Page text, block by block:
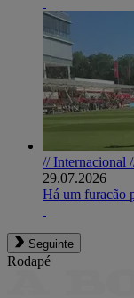
// Internacional
29.07.2026
Há um furacão
Seguinte
Rodapé